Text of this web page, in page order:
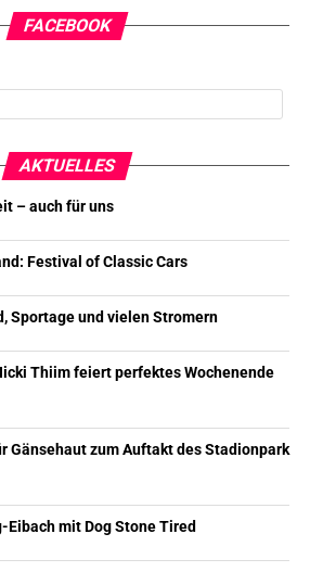
FACEBOOK
AKTUELLES
– auch für uns
Festival of Classic Cars
Sportage und vielen Stromern
Thiim feiert perfektes Wochenende
Gänsehaut zum Auftakt des Stadionpark
Eibach mit Dog Stone Tired